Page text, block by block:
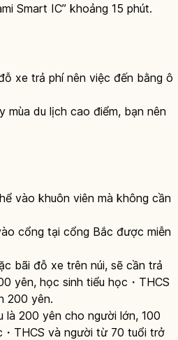
Smart IC” khoảng 15 phút.
xe trả phí nên việc đến bằng ô
mùa du lịch cao điểm, bạn nên
vào khuôn viên mà không cần
cổng tại cổng Bắc được miễn
bãi đỗ xe trên núi, sẽ cần trả
yên, học sinh tiểu học・THCS
200 yên.
là 200 yên cho người lớn, 100
THCS và người từ 70 tuổi trở